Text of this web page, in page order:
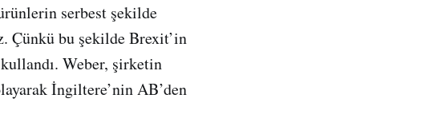
serbest şekilde
Çünkü bu şekilde Brexit’in
Weber, şirketin
İngiltere’nin AB’den